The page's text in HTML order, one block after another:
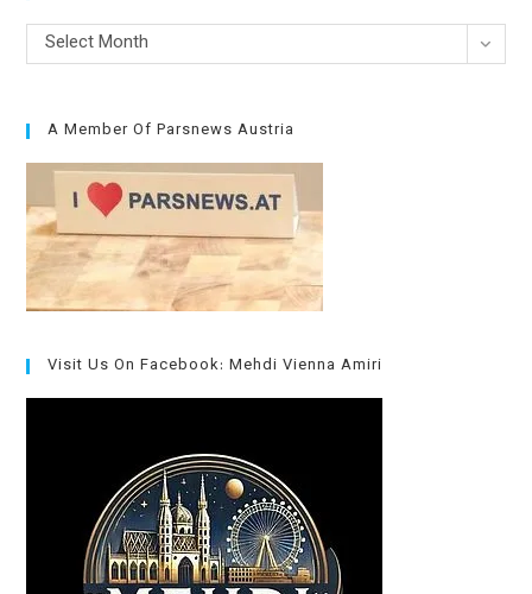
Archives
Select Month
A Member Of Parsnews Austria
Visit Us On Facebook: Mehdi Vienna Amiri